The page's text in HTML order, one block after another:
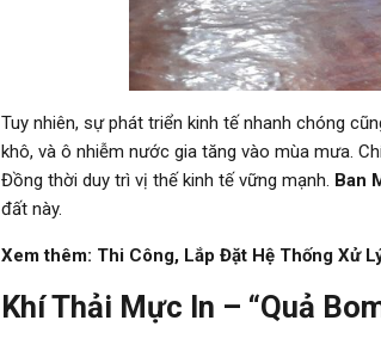
Tuy nhiên, sự phát triển kinh tế nhanh chóng
khô, và ô nhiễm nước gia tăng vào mùa mưa.
Đồng thời duy trì vị thế kinh tế vững mạnh. Ban
đất này.
Xem thêm: Thi Công, Lắp Đặt Hệ Thống Xử
Khí Thải Mực In – “Quả